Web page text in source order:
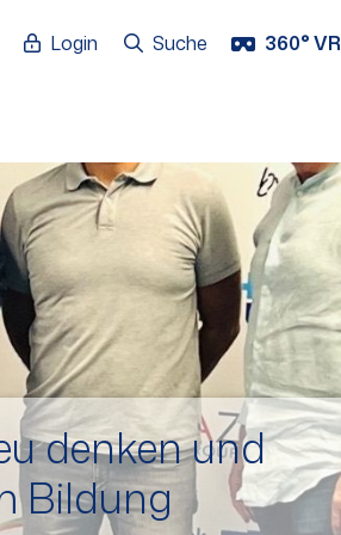
Login Suche 360° VR
denken und
Bildung